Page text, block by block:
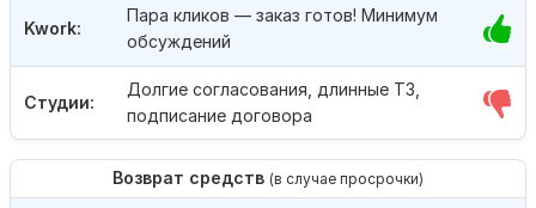
Студии:
Долгие согласования, длинные ТЗ,
подписание договора
Kwork:
Пара кликов — заказ готов! Минимум
обсуждений
Возврат средств (в случае просрочки)